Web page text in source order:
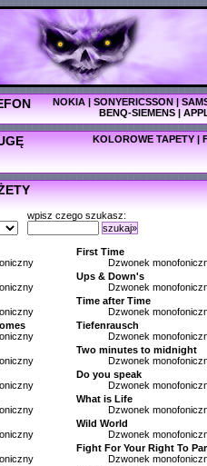
NOKIA|SONYERICSSON|
BENQ-SIEMENS|
KOLOROWE TAPETY |
wpisz czego szukasz:
szukaj»
First Time
Dzwonek
Ups & Down's
Dzwonek
Time after Time
Dzwonek
Tiefenrausch
Dzwonek
Two minutes to midnight
Dzwonek
Do you speak
Dzwonek
What is Life
Dzwonek
Wild World
Dzwonek
Fight For Your Right To
Dzwonek